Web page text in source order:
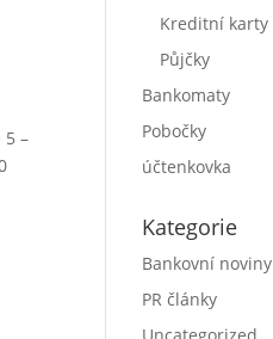
5 –
Kreditní karty
Půjčky
Bankomaty
Pobočky
účtenkovka
Kategorie
Bankovní noviny
PR články